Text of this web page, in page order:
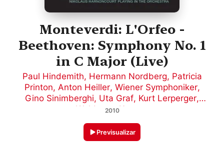
Monteverdi: L'Orfeo -
Beethoven: Symphony No. 1
in C Major (Live)
Paul Hindemith, Hermann Nordberg, Patricia
Printon, Anton Heiller, Wiener Symphoniker,
Gino Sinimberghi, Uta Graf, Kurt Lerperger,
Waldemar Kmentt
2010
Previsualizar